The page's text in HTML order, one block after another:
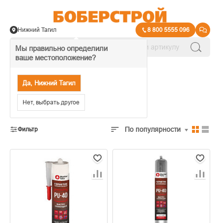
Мы правильно определили
ваше местоположение?
Да, Нижний Тагил
Нет, выбрать другое
Нижний Тагил 8 800 5555 096
Герметики
Фильтр По популярности